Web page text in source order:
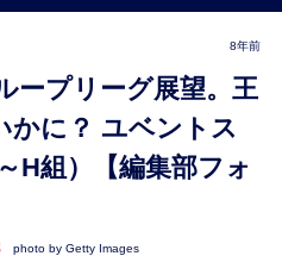
8年前
かに？ ユベントス
H組）【編集部フォ
photo by Getty Images